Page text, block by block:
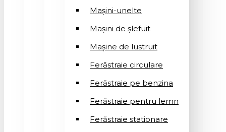
Mașini-unelte
Mașini de șlefuit
Mașinе de lustruit
Ferăstraie circulare
Ferăstraie pe benzina
Ferăstraie pentru lemn
Ferăstraie stationare